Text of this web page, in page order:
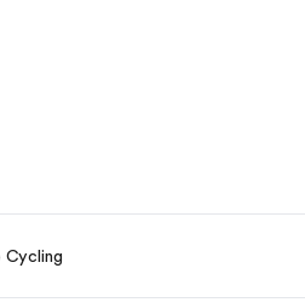
Cycling